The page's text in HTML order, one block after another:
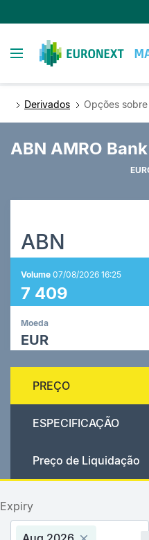
para
conteúdo
Toggle navigation
Derivados Opções
ABN AMRO
ABN
Volume 07/08/2026 16:25
7 409
Moeda
EUR
PREÇO
ESPECIFICAÇÃO
Preço de Liquidação
Expiry